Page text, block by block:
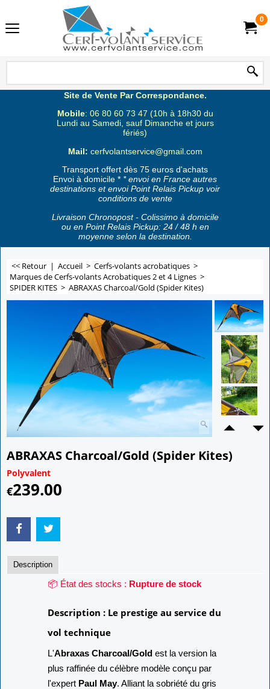
0
Site de Vente Par Correspondance.
Mobile: 06 80 60 73 47 (10h à 18h30 du
Lundi au Samedi, sauf Dimanche et jours
fériés)
Mail: cerfvolantservice@gmail.com
Transport offert dès 75 euros d'achats
Envoi à domicile * * envoi en France autres
destinations et envoi Point Relais Pickup voir
conditions de vente
Livraison Chronopost - Colissimo à domicile
ou en Point Relais Pickup: 24 / 48 h en
moyenne selon la destination.
<< Retour | Accueil > Cerfs-volants acrobatiques >
Marques de Cerfs-volants Acrobatiques 2 et 4 Lignes >
SPIDER KITES > ABRAXAS Charcoal/Gold (Spider Kites)
ABRAXAS Charcoal/Gold (Spider Kites)
Polyvalent
€239.00
Description
📦 État des stocks : Rupture de stock
Description : Le prestige au service du
vol technique
L'Abraxas Charcoal/Gold est la version la
plus raffinée du célèbre modèle conçu par
l'expert Paul May. Alliant la sobriété du gris